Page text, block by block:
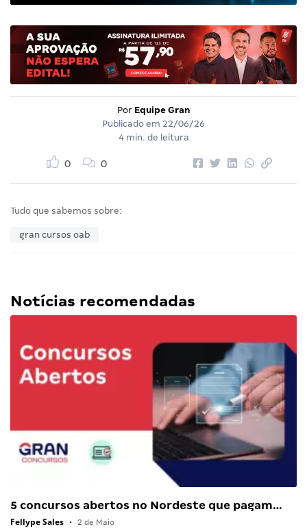
Por Equipe Gran
Publicado em 22/06/26
4 min. de leitura
0 0
Tudo que sabemos sobre:
gran cursos oab
Notícias recomendadas
5 concursos abertos no Nordeste que pagam…
Fellype Sales • 2 de Maio